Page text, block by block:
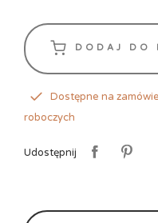
DODAJ DO
Dostępne na
roboczych
Udostępnij